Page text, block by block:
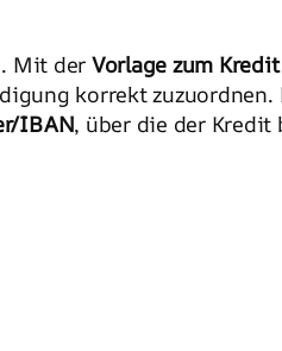
Mit der Vorlage zum
korrekt zuzuordnen.
IBAN, über die der Kredit